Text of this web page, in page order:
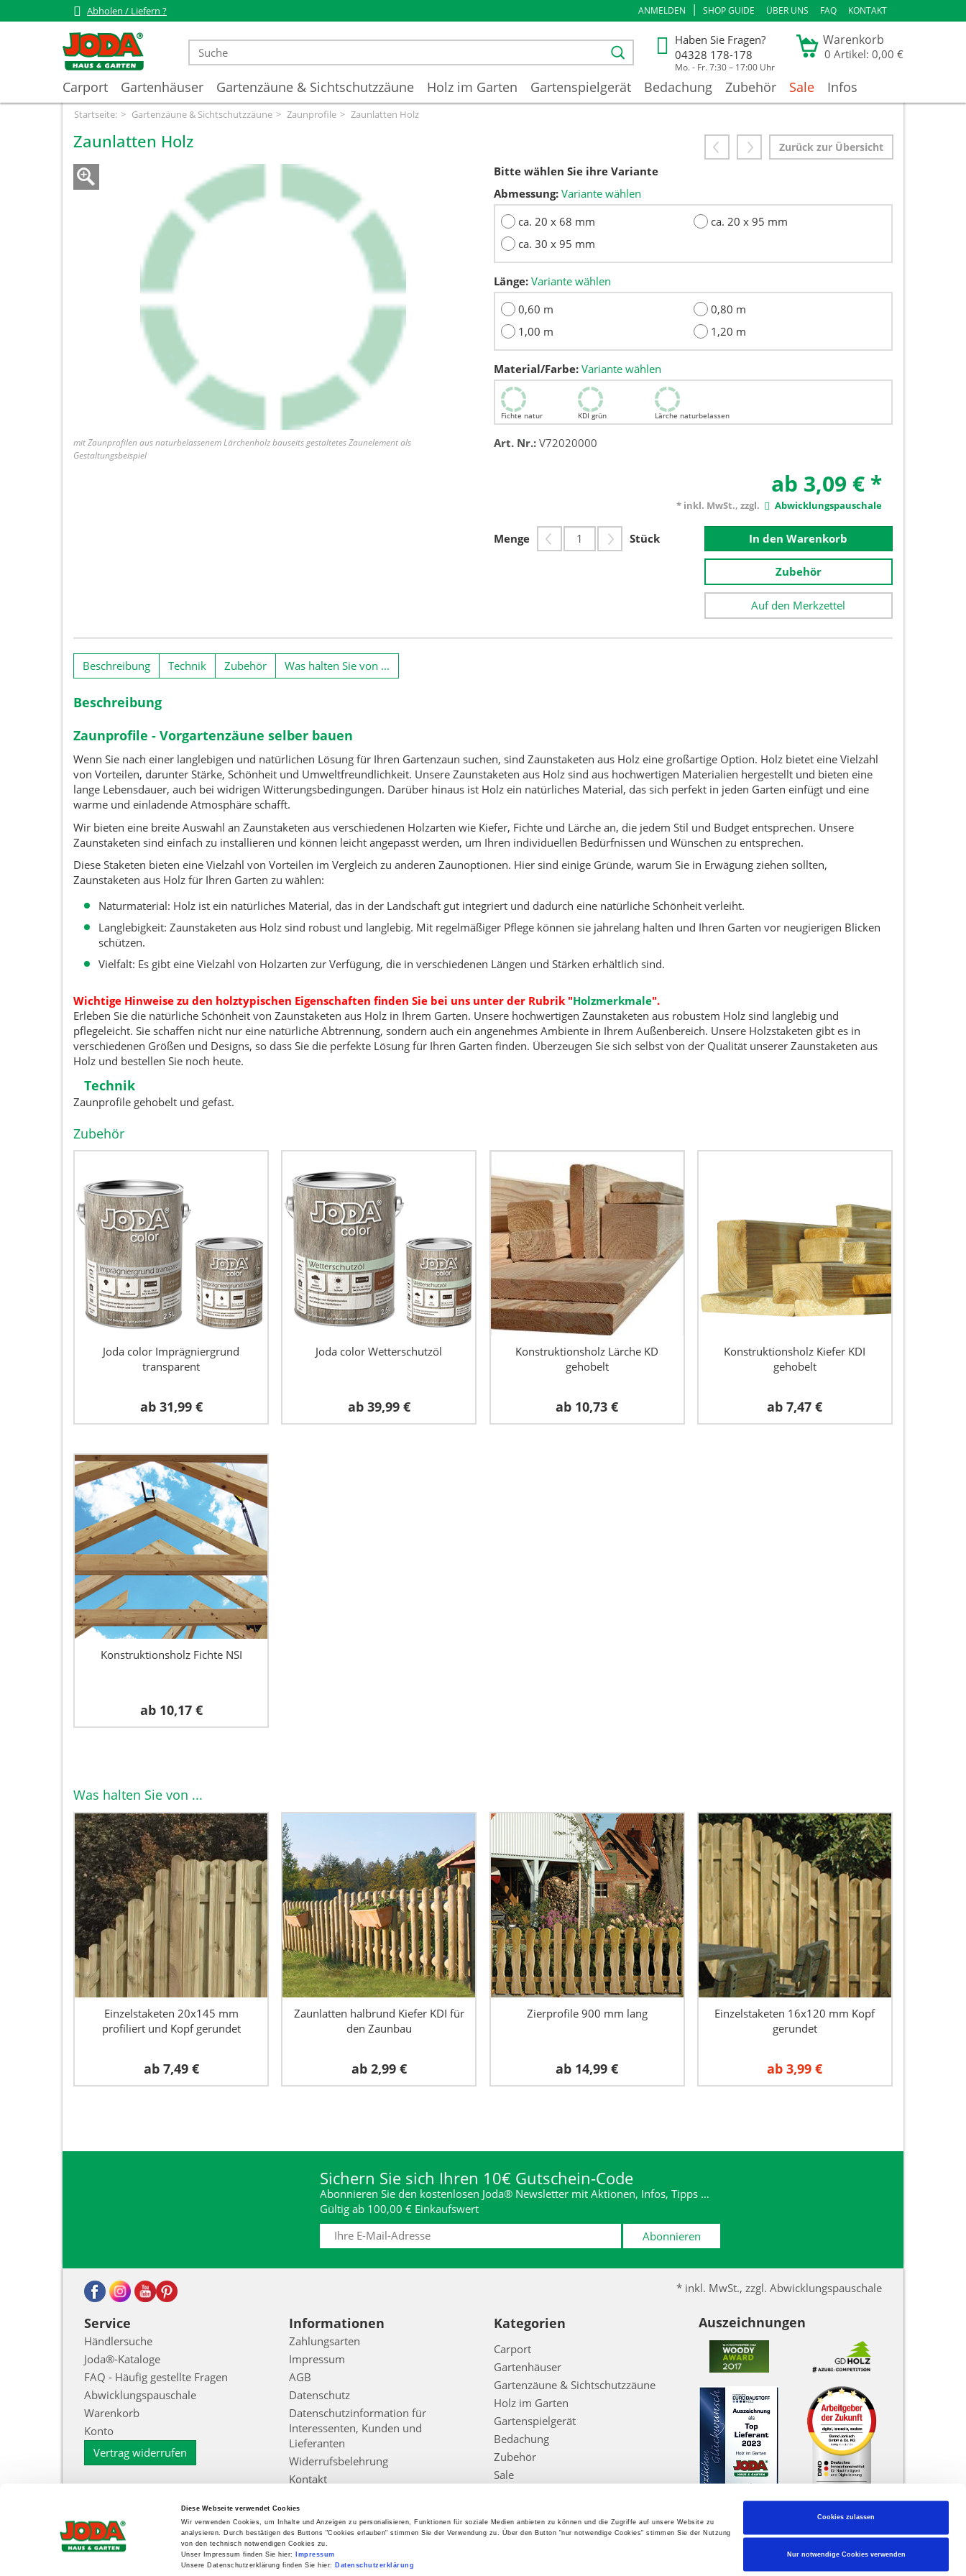
Diese Webseite verwendet Cookies
Wir verwenden Cookies, um Inhalte und Anzeigen zu personalisieren, Funktionen für soziale Medien anbieten zu können und die Zugriffe auf unsere Website zu
analysieren. Durch bestätigen des Buttons "Cookies erlauben" stimmen Sie der Verwendung zu. Über den Button "nur notwendige Cookies" stimmen Sie der Nutzung
von den technisch notwendigen Cookies zu.
Unser Impressum finden Sie hier:
Impressum
Unsere Datenschutzerklärung finden Sie hier:
Datenschutzerklärung
Cookies zulassen
Nur notwendige Cookies verwenden
Abholen / Liefern ? ANMELDEN | SHOP GUIDE ÜBER UNS FAQ KONTAKT
Warenkorb
0 Artikel: 0,00 €
Haben Sie Fragen?
04328 178-178
Mo. - Fr. 7:30 – 17:00 Uhr
Carport Gartenhäuser Gartenzäune & Sichtschutzzäune Holz im Garten Gartenspielgerät Bedachung Zubehör Sale Infos
Startseite: Gartenzäune & Sichtschutzzäune Zaunprofile Zaunlatten Holz
Zurück zur Übersicht
Zaunlatten Holz
mit Zaunprofilen aus naturbelassenem Lärchenholz bauseits gestaltetes Zaunelement als
Gestaltungsbeispiel
Bitte wählen Sie ihre Variante
Abmessung: Variante wählen
ca. 20 x 68 mm
ca. 20 x 95 mm
ca. 30 x 95 mm
Länge: Variante wählen
0,60 m
0,80 m
1,00 m
1,20 m
Material/Farbe: Variante wählen
Fichte natur KDI grün Lärche naturbelassen
Art. Nr.: V72020000
ab 3,09 € *
* inkl. MwSt., zzgl. Abwicklungspauschale
Menge Stück In den Warenkorb
Zubehör
Auf den Merkzettel
Beschreibung Technik Zubehör Was halten Sie von ...
Beschreibung
Zaunprofile - Vorgartenzäune selber bauen
Wenn Sie nach einer langlebigen und natürlichen Lösung für Ihren Gartenzaun suchen, sind Zaunstaketen aus Holz eine großartige Option. Holz bietet eine Vielzahl
von Vorteilen, darunter Stärke, Schönheit und Umweltfreundlichkeit. Unsere Zaunstaketen aus Holz sind aus hochwertigen Materialien hergestellt und bieten eine
lange Lebensdauer, auch bei widrigen Witterungsbedingungen. Darüber hinaus ist Holz ein natürliches Material, das sich perfekt in jeden Garten einfügt und eine
warme und einladende Atmosphäre schafft.
Wir bieten eine breite Auswahl an Zaunstaketen aus verschiedenen Holzarten wie Kiefer, Fichte und Lärche an, die jedem Stil und Budget entsprechen. Unsere
Zaunstaketen sind einfach zu installieren und können leicht angepasst werden, um Ihren individuellen Bedürfnissen und Wünschen zu entsprechen.
Diese Staketen bieten eine Vielzahl von Vorteilen im Vergleich zu anderen Zaunoptionen. Hier sind einige Gründe, warum Sie in Erwägung ziehen sollten,
Zaunstaketen aus Holz für Ihren Garten zu wählen:
Naturmaterial: Holz ist ein natürliches Material, das in der Landschaft gut integriert und dadurch eine natürliche Schönheit verleiht.
Langlebigkeit: Zaunstaketen aus Holz sind robust und langlebig. Mit regelmäßiger Pflege können sie jahrelang halten und Ihren Garten vor neugierigen Blicken
schützen.
Vielfalt: Es gibt eine Vielzahl von Holzarten zur Verfügung, die in verschiedenen Längen und Stärken erhältlich sind.
Wichtige Hinweise zu den holztypischen Eigenschaften finden Sie bei uns unter der Rubrik "Holzmerkmale".
Erleben Sie die natürliche Schönheit von Zaunstaketen aus Holz in Ihrem Garten. Unsere hochwertigen Zaunstaketen aus robustem Holz sind langlebig und
pflegeleicht. Sie schaffen nicht nur eine natürliche Abtrennung, sondern auch ein angenehmes Ambiente in Ihrem Außenbereich. Unsere Holzstaketen gibt es in
verschiedenen Größen und Designs, so dass Sie die perfekte Lösung für Ihren Garten finden. Überzeugen Sie sich selbst von der Qualität unserer Zaunstaketen aus
Holz und bestellen Sie noch heute.
Technik
Zaunprofile gehobelt und gefast.
Zubehör
Joda color Imprägniergrund
transparent
ab 31,99 €
Joda color Wetterschutzöl
ab 39,99 €
Konstruktionsholz Lärche KD
gehobelt
ab 10,73 €
Konstruktionsholz Kiefer KDI
gehobelt
ab7,47 €
Konstruktionsholz Fichte NSI
ab 10,17 €
Was halten Sie von ...
Einzelstaketen 20x145 mm
profiliert und Kopf gerundet
ab 7,49 €
Zaunlatten halbrund Kiefer KDI für
den Zaunbau
ab 2,99 €
Zierprofile 900 mm lang
ab 14,99 €
Einzelstaketen 16x120 mm Kopf
gerundet
ab3,99 €
Sichern Sie sich Ihren 10€ Gutschein-Code
Abonnieren Sie den kostenlosen Joda® Newsletter mit Aktionen, Infos, Tipps …
Gültig ab 100,00 € Einkaufswert
Abonnieren
* inkl. MwSt., zzgl. Abwicklungspauschale
Service
Händlersuche
Joda®-Kataloge
FAQ - Häufig gestellte Fragen
Abwicklungspauschale
Warenkorb
Konto
Vertrag widerrufen
Informationen
Zahlungsarten
Impressum
AGB
Datenschutz
Datenschutzinformation für
Interessenten, Kunden und
Lieferanten
Widerrufsbelehrung
Kontakt
Zur Echtheit der Bewertungen
Barrierefreiheitserklärung
Kategorien
Carport
Gartenhäuser
Gartenzäune & Sichtschutzzäune
Holz im Garten
Gartenspielgerät
Bedachung
Zubehör
Sale
Auszeichnungen